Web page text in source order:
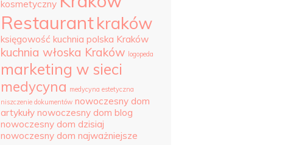
kosmetyczny
Restaurantkraków
księgowość kuchnia polska Kraków
kuchnia włoska Kraków logopeda
marketing w sieci
medycyna medycyna estetyczna
niszczenie dokumentów nowoczesny dom
artykuły nowoczesny dom blog
nowoczesny dom dzisiaj
nowoczesny dom najważniejsze